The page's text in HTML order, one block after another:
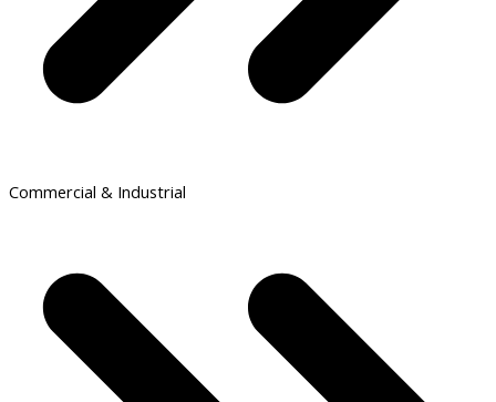
Commercial & Industrial